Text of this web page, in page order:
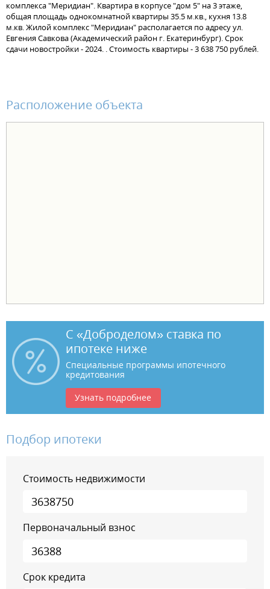
комплекса "Меридиан". Квартира в корпусе "дом 5" на 3 этаже,
общая площадь однокомнатной квартиры 35.5 м.кв., кухня 13.8
м.кв. Жилой комплекс "Меридиан" располагается по адресу ул.
Евгения Савкова (Академический район г. Екатеринбург). Срок
сдачи новостройки - 2024. . Стоимость квартиры - 3 638 750 рублей.
Расположение объекта
С «Доброделом» ставка по
ипотеке ниже
Специальные программы ипотечного
кредитования
Узнать подробнее
Подбор ипотеки
Стоимость недвижимости
Первоначальный взнос
Срок кредита